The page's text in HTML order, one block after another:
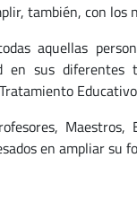
también, con
aquellas
en sus diferentes
Maestros,
en ampliar su